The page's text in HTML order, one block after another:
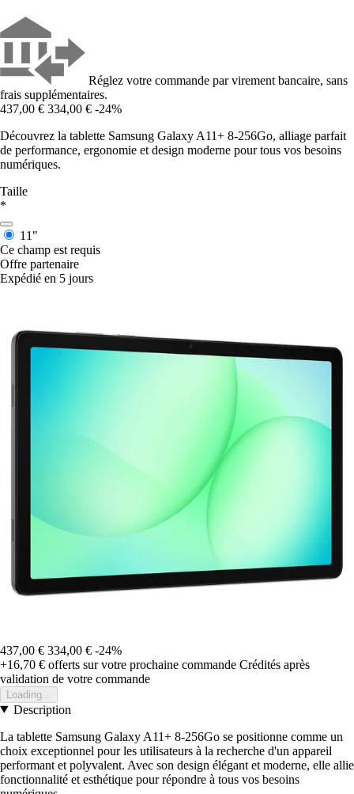
Réglez votre commande par virement bancaire, sans
frais supplémentaires.
437,00 € 334,00 € -24%
Découvrez la tablette Samsung Galaxy A11+ 8-256Go, alliage parfait
de performance, ergonomie et design moderne pour tous vos besoins
numériques.
Taille
*
11"
Ce champ est requis
Offre partenaire
Expédié en 5 jours
437,00 € 334,00 € -24%
+16,70 € offerts sur votre prochaine commande Crédités après
validation de votre commande
Loading...
Description
La tablette Samsung Galaxy A11+ 8-256Go se positionne comme un
choix exceptionnel pour les utilisateurs à la recherche d'un appareil
performant et polyvalent. Avec son design élégant et moderne, elle allie
fonctionnalité et esthétique pour répondre à tous vos besoins